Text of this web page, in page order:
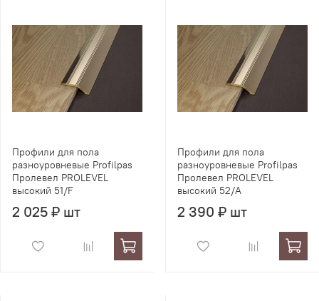
Профили для пола
разноуровневые Profilpas
Пролевел PROLEVEL
высокий 51/F
2 025 ₽ шт
Профили для пола
разноуровневые Profilpas
Пролевел PROLEVEL
высокий 52/A
2 390 ₽ шт